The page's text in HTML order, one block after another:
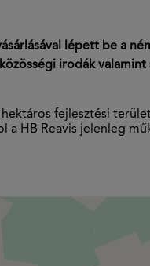
lépett be a
irodák valamint
fejlesztési
HB Reavis jelenleg